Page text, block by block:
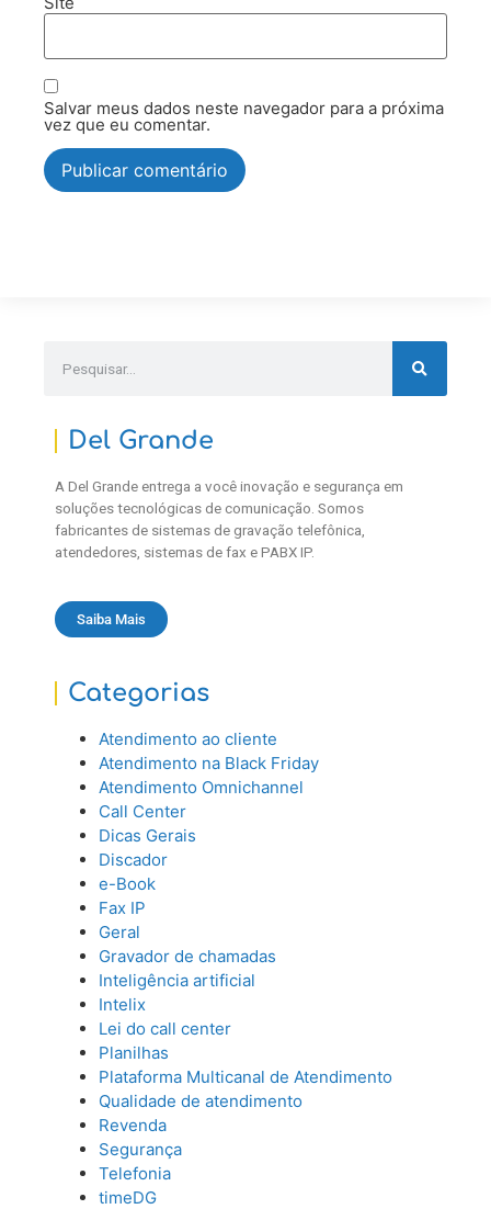
Salvar meus dados neste navegador para a próxima
vez que eu comentar.
Del Grande
A Del Grande entrega a você inovação e segurança em
soluções tecnológicas de comunicação. Somos
fabricantes de sistemas de gravação telefônica,
atendedores, sistemas de fax e PABX IP.
Saiba Mais
Categorias
Atendimento ao cliente
Atendimento na Black Friday
Atendimento Omnichannel
Call Center
Dicas Gerais
Discador
e-Book
Fax IP
Geral
Gravador de chamadas
Inteligência artificial
Intelix
Lei do call center
Planilhas
Plataforma Multicanal de Atendimento
Qualidade de atendimento
Revenda
Segurança
Telefonia
timeDG